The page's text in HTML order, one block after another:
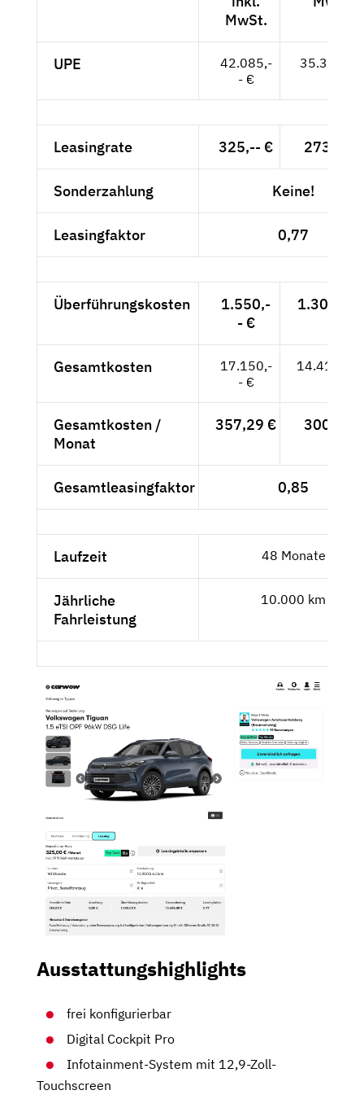
MwSt.
UPE
42.085,-
- €
35.366,--
Leasingrate 325,-- € 273,11 €
Sonderzahlung Keine!
Leasingfaktor 0,77
Überführungskosten
1.550,-
- €
1.302,52
Gesamtkosten
17.150,-
- €
14.411,76
Gesamtkosten /
Monat
357,29 € 300,25 €
Gesamtleasingfaktor 0,85
Laufzeit 48 Monate
Jährliche
Fahrleistung
10.000 km
Ausstattungshighlights
frei konfigurierbar
Digital Cockpit Pro
Infotainment-System mit 12,9-Zoll-
Touchscreen